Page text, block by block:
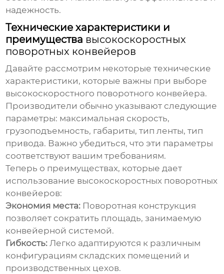
надежность.
Технические характеристики и
преимущества высокоскоростных
поворотных конвейеров
Давайте рассмотрим некоторые технические
характеристики, которые важны при выборе
высокоскоростного поворотного конвейера.
Производители обычно указывают следующие
параметры: максимальная скорость,
грузоподъемность, габариты, тип ленты, тип
привода. Важно убедиться, что эти параметры
соответствуют вашим требованиям.
Теперь о преимуществах, которые дает
использование высокоскоростных поворотных
конвейеров:
Экономия места: Поворотная конструкция
позволяет сократить площадь, занимаемую
конвейерной системой.
Гибкость: Легко адаптируются к различным
конфигурациям складских помещений и
производственных цехов.